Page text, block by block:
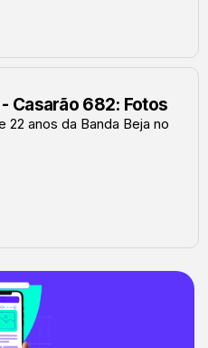
Casarão 682: Fotos
anos da Banda Beja no